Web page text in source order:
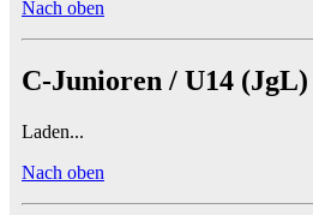
Nach oben
C-Junioren / U14
Laden...
Nach oben